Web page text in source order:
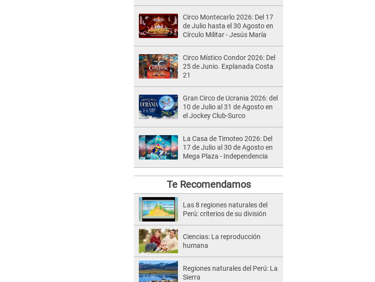
Circo Montecarlo 2026: Del 17
de Julio hasta el 30 Agosto en
Círculo Militar - Jesús María
Circo Místico Condor 2026: Del
25 de Junio. Explanada Costa
21
Gran Circo de Ucrania 2026: del
10 de Julio al 31 de Agosto en
el Jockey Club-Surco
La Casa de Timoteo 2026: Del
17 de Julio al 30 de Agosto en
Mega Plaza - Independencia
Te Recomendamos
Las 8 regiones naturales del
Perú: criterios de su división
Ciencias: La reproducción
humana
Regiones naturales del Perú: La
Sierra